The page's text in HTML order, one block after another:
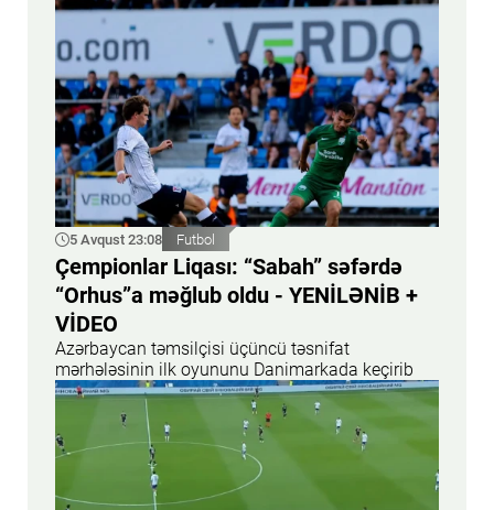
5 Avqust 23:08 Futbol
Çempionlar Liqası: “Sabah” səfərdə
“Orhus”a məğlub oldu - YENİLƏNİB +
VİDEO
Azərbaycan təmsilçisi üçüncü təsnifat
mərhələsinin ilk oyununu Danimarkada keçirib